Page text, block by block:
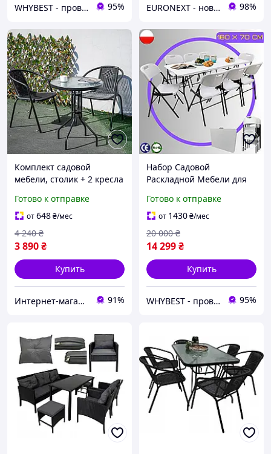
WHYBEST - проверенные товар по честным ценам 95% EURONEXT - новые товары для дома из Европы по лучшим ценам 98%
Комплект садовой
мебели, столик + 2 кресла
(Польша) ORIG23
Готово к отправке
от648₴/мес
3 890₴
4 240 ₴
Купить
Интернет-магазин Allegoriya 91%
Набор Садовой
Раскладной Мебели для
Стульев Уличный
Складной Комплект
Kontrast Party 8
Готово к отправке
от 1430₴/мес
14 299₴
20 000 ₴
Купить
WHYBEST - проверенные товар по честным ценам 95%